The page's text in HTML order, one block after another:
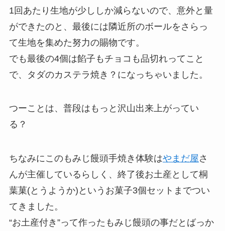
1回あたり生地が少ししか減らないので、意外と量
ができたのと、最後には隣近所のボールをさらっ
て生地を集めた努力の賜物です。
でも最後の4個は餡子もチョコも品切れってこと
で、タダのカステラ焼き？になっちゃいました。
つーことは、普段はもっと沢山出来上がってい
る？
ちなみにこのもみじ饅頭手焼き体験はやまだ屋さ
んが主催しているらしく、終了後お土産として桐
葉菓(とうようか)というお菓子3個セットまでつい
てきました。
“お土産付き”って作ったもみじ饅頭の事だとばっか